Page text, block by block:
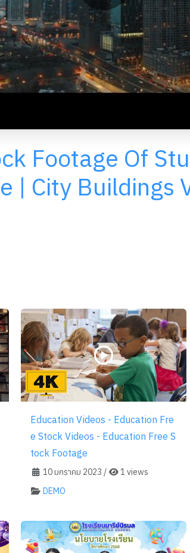
Footage Of
| City Buildings
Education Videos - Education Fre
e Stock Videos - Education Free S
tock Footage
10 มกราคม 2023 /
1 views
DEMO